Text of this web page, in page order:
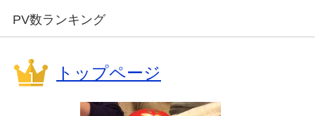
PV数ランキング
トップページ